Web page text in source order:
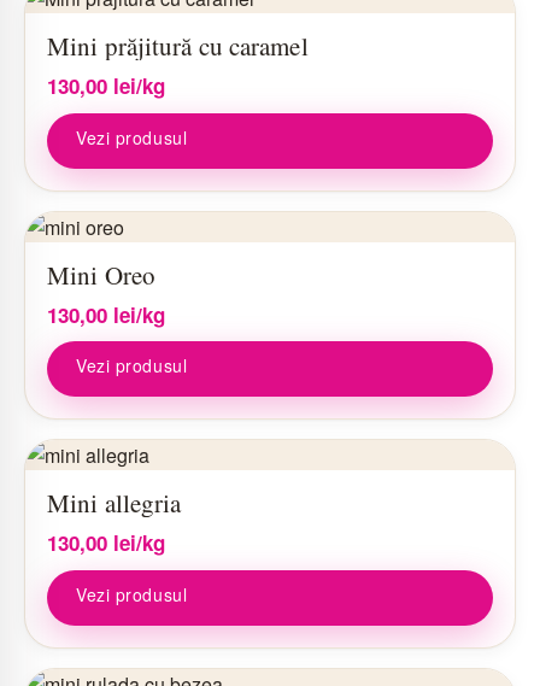
Mini prăjitură cu caramel
130,00 lei/kg
Vezi produsul
Mini Oreo
130,00 lei/kg
Vezi produsul
Mini allegria
130,00 lei/kg
Vezi produsul